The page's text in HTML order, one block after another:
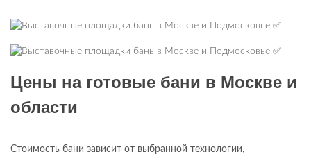
Цены на готовые бани в Москве и
области
Стоимость бани зависит от выбранной технологии,